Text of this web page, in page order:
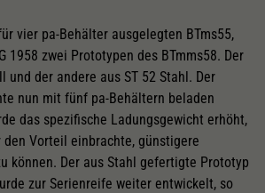
vier pa-Behälter ausgelegten BTms55,
1958 zwei Prototypen des BTmms58. Der
und der andere aus ST 52 Stahl. Der
nun mit fünf pa-Behältern beladen
das spezifische Ladungsgewicht erhöht,
Vorteil einbrachte, günstigere
können. Der aus Stahl gefertigte Prototyp
zur Serienreife weiter entwickelt, so